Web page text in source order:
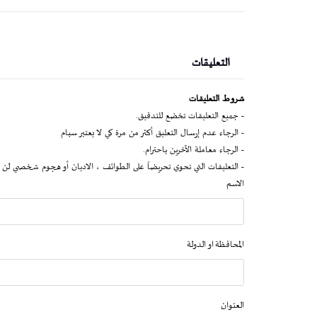
التعليقات
شروط التعليقات
- جميع التعليقات تخضع للتدقيق.
- الرجاء عدم إرسال التعليق أكثر من مرة كي لا يعتبر سبام
- الرجاء معاملة الآخرين باحترام.
- التعليقات التي تحوي تحريضاً على الطوائف ، الاديان أو هجوم شخصي
الاسم
المحافظة او الدولة
العنوان